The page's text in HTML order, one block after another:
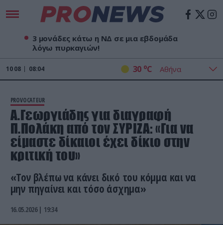
3 μονάδες κάτω η ΝΔ σε μια εβδομάδα
λόγω πυρκαγιών!
10 08 08:04 30 oC
PROVOCATEUR
Α.Γεωργιάδης για διαγραφή
Π.Πολάκη από τον ΣΥΡΙΖΑ: «Για να
είμαστε δίκαιοι έχει δίκιο στην
κριτική του»
«Τον βλέπω να κάνει δικό του κόμμα και να
μην πηγαίνει και τόσο άσχημα»
16.05.2026 | 19:34